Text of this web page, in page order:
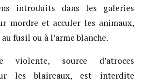
introduits dans les galeries
mordre et acculer les animaux,
fusil ou à l’arme blanche.
violente, source d’atroces
les blaireaux, est interdite